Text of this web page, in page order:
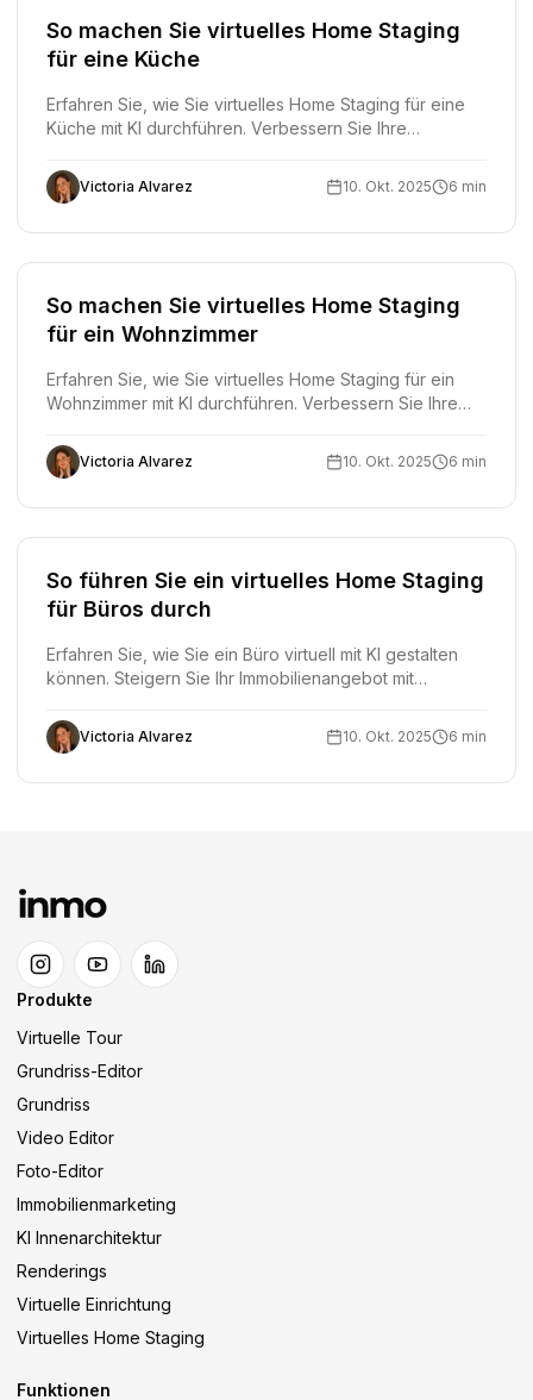
So machen Sie virtuelles Home Staging
für eine Küche
Erfahren Sie, wie Sie virtuelles Home Staging für eine
Küche mit KI durchführen. Verbessern Sie Ihre
die mehr Käufer anziehen.
Victoria Alvarez 10. Okt. 2025 6 min
So machen Sie virtuelles Home Staging
für ein Wohnzimmer
Erfahren Sie, wie Sie virtuelles Home Staging für ein
Wohnzimmer mit KI durchführen. Verbessern Sie Ihre
Wohnzimmerfotos, die mehr Käufer anziehen.
Victoria Alvarez 10. Okt. 2025 6 min
So führen Sie ein virtuelles Home Staging
für Büros durch
Erfahren Sie, wie Sie ein Büro virtuell mit KI gestalten
können. Steigern Sie Ihr Immobilienangebot mit
und Mieter anziehen.
Victoria Alvarez 10. Okt. 2025 6 min
Produkte
Virtuelle Tour
Grundriss-Editor
Grundriss
Video Editor
Foto-Editor
Immobilienmarketing
KI Innenarchitektur
Renderings
Virtuelle Einrichtung
Virtuelles Home Staging
Funktionen